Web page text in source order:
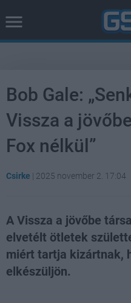
Bob Gale:
Vissza a
Fox nélkül”
Csirke | 2025 november 2. 17:04
A Vissza a jövőbe
elvetélt ötletek
miért tartja kizártnak,
elkészüljön.